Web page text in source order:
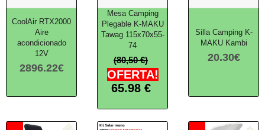
CoolAir RTX2000
Aire
acondicionado
12V
2896.22€
Mesa Camping
Plegable K-MAKU
Tawag 115x70x55-
74
(80,50 €)
OFERTA!
65.98 €
Silla Camping K-
MAKU Kambi
20.30€